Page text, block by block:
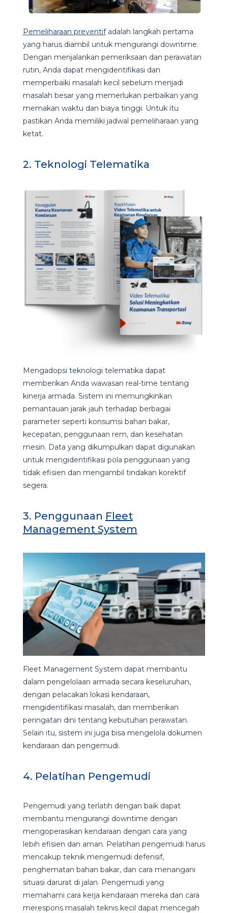
Pemeliharaan preventifadalah langkah pertama
yang harus diambil untuk mengurangi downtime.
Dengan menjalankan pemeriksaan dan perawatan
rutin, Anda dapat mengidentifikasi dan
memperbaiki masalah kecil sebelum menjadi
masalah besar yang memerlukan perbaikan yang
memakan waktu dan biaya tinggi. Untuk itu
pastikan Anda memiliki jadwal pemeliharaan yang
ketat.
2. Teknologi Telematika
Mengadopsi teknologi telematika dapat
memberikan Anda wawasan real-time tentang
kinerja armada. Sistem ini memungkinkan
pemantauan jarak jauh terhadap berbagai
parameter seperti konsumsi bahan bakar,
kecepatan, penggunaan rem, dan kesehatan
mesin. Data yang dikumpulkan dapat digunakan
untuk mengidentifikasi pola penggunaan yang
tidak efisien dan mengambil tindakan korektif
segera.
3. Penggunaan Fleet
Management System
Fleet Management System dapat membantu
dalam pengelolaan armada secara keseluruhan,
dengan pelacakan lokasi kendaraan,
mengidentifikasi masalah, dan memberikan
peringatan dini tentang kebutuhan perawatan.
Selain itu, sistem ini juga bisa mengelola dokumen
kendaraan dan pengemudi.
4. Pelatihan Pengemudi
Pengemudi yang terlatih dengan baik dapat
membantu mengurangi downtime dengan
mengoperasikan kendaraan dengan cara yang
lebih efisien dan aman. Pelatihan pengemudi harus
mencakup teknik mengemudi defensif,
penghematan bahan bakar, dan cara menangani
situasi darurat di jalan. Pengemudi yang
memahami cara kerja kendaraan mereka dan cara
merespons masalah teknis kecil dapat mencegah